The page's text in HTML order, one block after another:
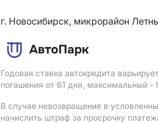
г. Новосибирск, микрорайон
Годовая ставка автокредита
погашения от 61 дня, максимальный
В случае невозвращения в
начислить штраф за просрочку